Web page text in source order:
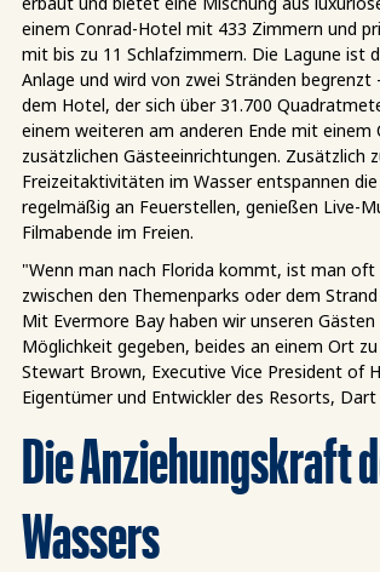
einem Conrad-Hotel mit 433 Zimmern und
mit bis zu 11 Schlafzimmern. Die Lagune ist
Anlage und wird von zwei Stränden begrenzt
dem Hotel, der sich über 31.700
einem weiteren am anderen Ende mit einem
zusätzlichen Gästeeinrichtungen. Zusätzlich
Freizeitaktivitäten im Wasser entspannen
regelmäßig an Feuerstellen, genießen Live-
Filmabende im Freien.
"Wenn man nach Florida kommt, ist man oft
zwischen den Themenparks oder dem
Mit Evermore Bay haben wir unseren
Möglichkeit gegeben, beides an einem Ort
Stewart Brown, Executive Vice President of
Eigentümer und Entwickler des Resorts,
Die Anziehungskraft
Wassers